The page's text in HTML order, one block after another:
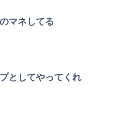
マネしてる
としてやってくれ